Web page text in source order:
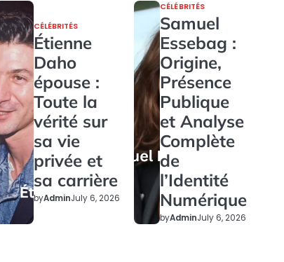
CÉLÉBRITÉS
Étienne
Daho
épouse :
Toute la
vérité sur
sa vie
privée et
sa carrière
byAdminJuly 6, 2026
CÉLÉBRITÉS
Samuel
Essebag :
Origine,
Présence
Publique
et Analyse
Complète
de
l’Identité
Numérique
byAdminJuly 6, 2026